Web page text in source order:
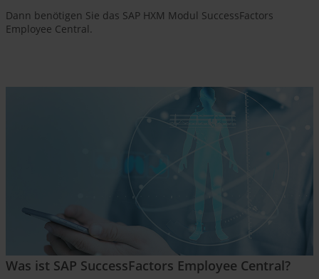
Dann benötigen Sie das SAP HXM Modul SuccessFactors
Employee Central.
Was ist SAP SuccessFactors Employee Central?